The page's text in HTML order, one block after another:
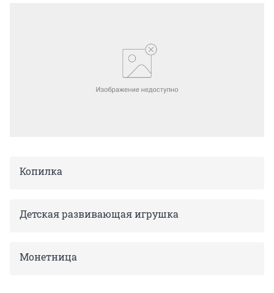
Копилка
Детская развивающая игрушка
Монетница